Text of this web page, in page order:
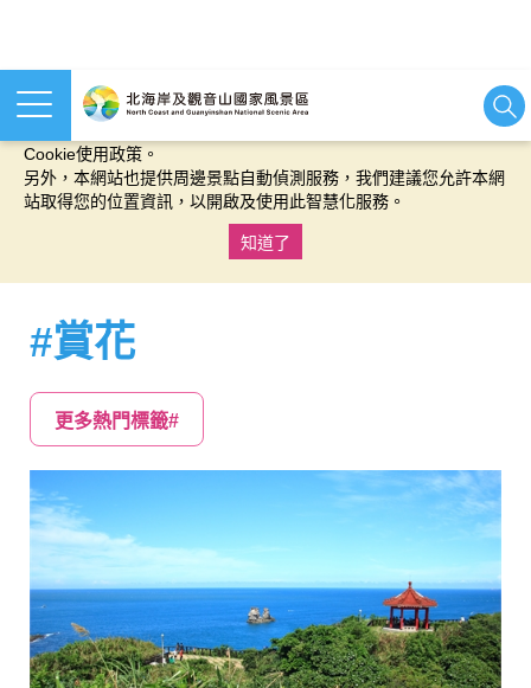
本網站使用cookies等相關技術以持續優化網站服務，並有助於為
Cookie使用政策。
另外，本網站也提供周邊景點自動偵測服務，我們建議您允許本網
站取得您的位置資訊，以開啟及使用此智慧化服務。
知道了
#賞花
更多熱門標籤#